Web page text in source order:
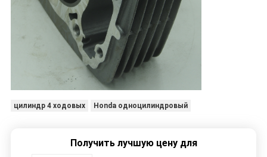
цилиндр 4 ходовых Honda одноцилиндровый
Получить лучшую цену для